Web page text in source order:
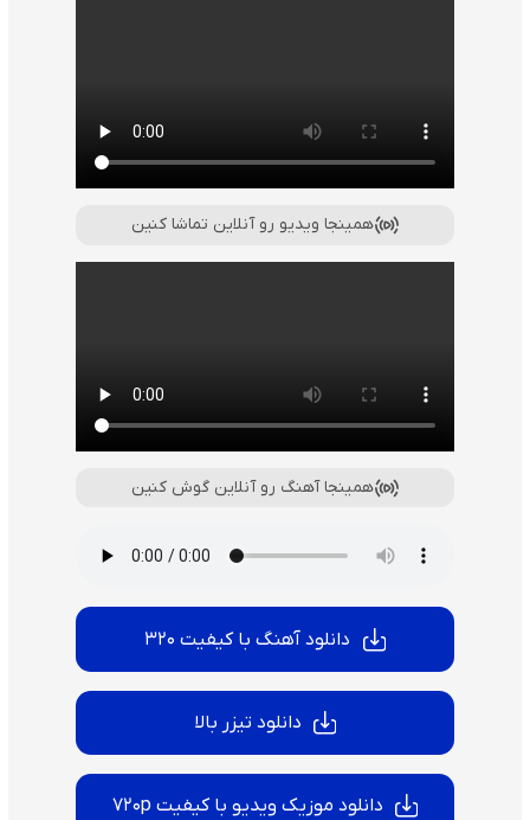
همینجا ویدیو رو آنلاین تماشا کنین
همینجا آهنگ رو آنلاین گوش کنین
دانلود آهنگ با کیفیت 320
دانلود تیزر بالا
دانلود موزیک ویدیو با کیفیت 720p